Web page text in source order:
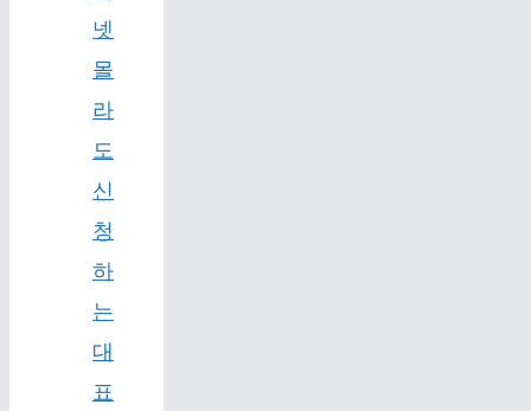
넷
몰
라
도
신
청
하
는
대
표